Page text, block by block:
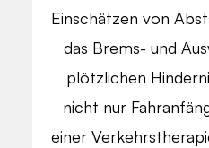
Einschätzen von
das Brems- und
plötzlichen
nicht nur
einer